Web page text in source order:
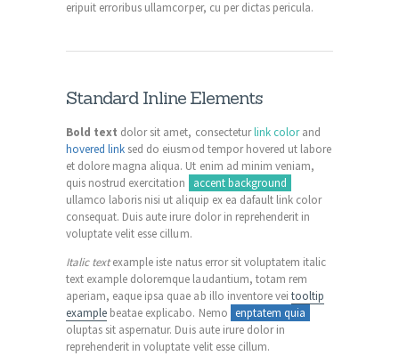
eripuit erroribus ullamcorper, cu per dictas pericula.
Standard Inline Elements
Bold text dolor sit amet, consecteturlink colorand
hovered link sed do eiusmod tempor hovered ut labore
et dolore magna aliqua. Ut enim ad minim veniam,
quis nostrud exercitation
accent background
ullamco laboris nisi ut aliquip ex ea dafault link color
consequat. Duis aute irure dolor in reprehenderit in
voluptate velit esse cillum.
Italic textexample iste natus error sit voluptatem italic
text example doloremque laudantium, totam rem
aperiam, eaque ipsa quae ab illo inventore vei tooltip
example beatae explicabo. Nemo enptatem quia
oluptas sit aspernatur. Duis aute irure dolor in
reprehenderit in voluptate velit esse cillum.